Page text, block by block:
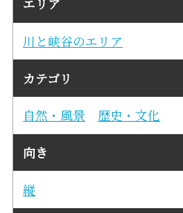
エリア
川と峡谷のエリア
カテゴリ
自然・風景 歴史・文化
向き
縦